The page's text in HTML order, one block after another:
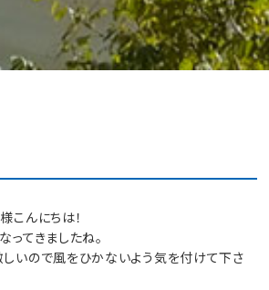
こんにちは！
てきましたね。
いので風をひかないよう気を付けて下さ